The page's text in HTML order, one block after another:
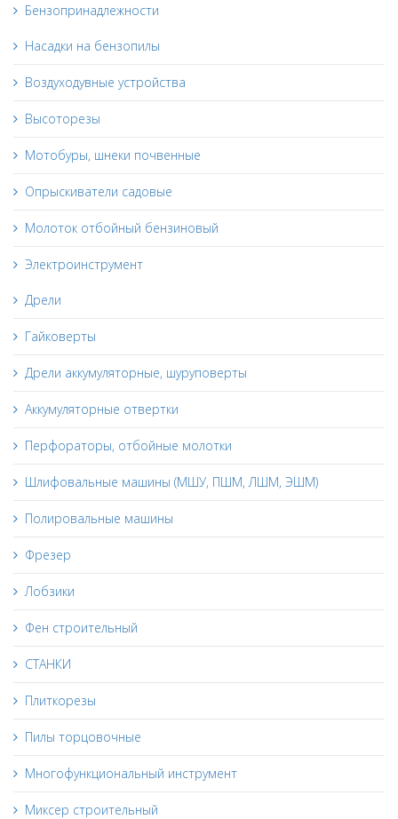
Бензопринадлежности
Насадки на бензопилы
Воздуходувные устройства
Высоторезы
Мотобуры, шнеки почвенные
Опрыскиватели садовые
Молоток отбойный бензиновый
Электроинструмент
Дрели
Гайковерты
Дрели аккумуляторные, шуруповерты
Аккумуляторные отвертки
Перфораторы, отбойные молотки
Шлифовальные машины (МШУ, ПШМ, ЛШМ, ЭШМ)
Полировальные машины
Фрезер
Лобзики
Фен строительный
СТАНКИ
Плиткорезы
Пилы торцовочные
Многофункциональный инструмент
Миксер строительный